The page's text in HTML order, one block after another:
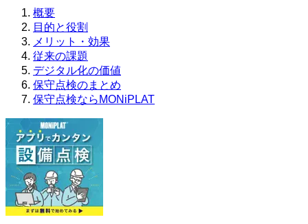
概要
目的と役割
メリット・効果
従来の課題
デジタル化の価値
保守点検のまとめ
保守点検ならMONiPLAT